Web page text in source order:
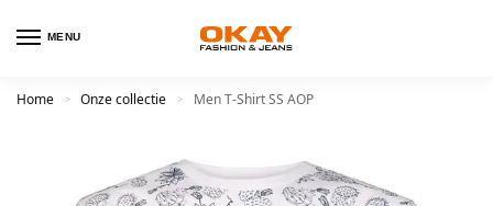
MENU
Home > Onze collectie > Men T-Shirt SS AOP